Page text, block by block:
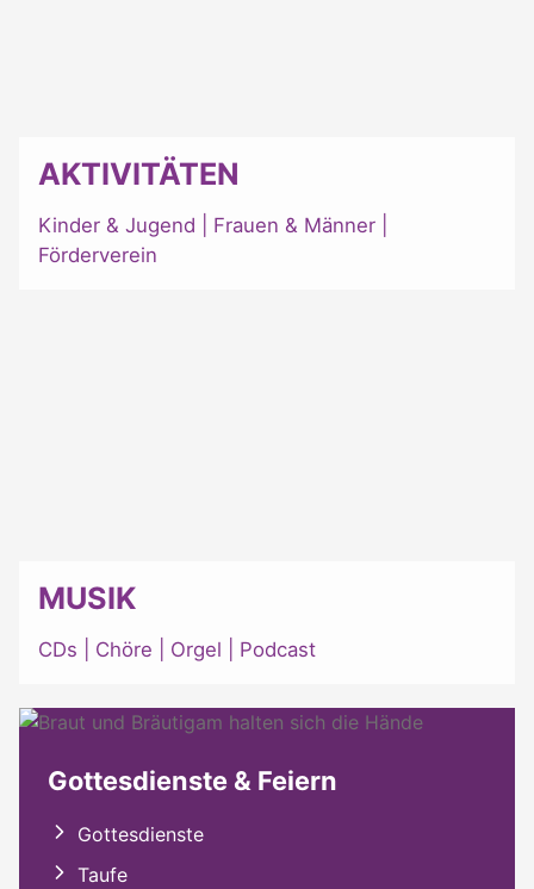
AKTIVITÄTEN
Kinder & Jugend Frauen & Männer
Förderverein
MUSIK
CDs Chöre Orgel Podcast
Gottesdienste & Feiern
Gottesdienste
Taufe